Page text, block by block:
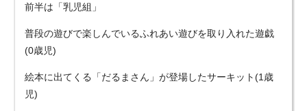
前半は「乳児組」
普段の遊びで楽しんでいるふれあい遊びを取り入れた遊戯
(0歳児)
絵本に出てくる「だるまさん」が登場したサーキット(1歳
児)